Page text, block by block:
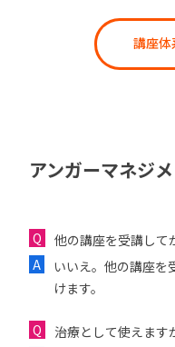
講座体
アンガーマネジ
他の講座を受講して
いいえ。他の講座を
けます。
治療として使えます